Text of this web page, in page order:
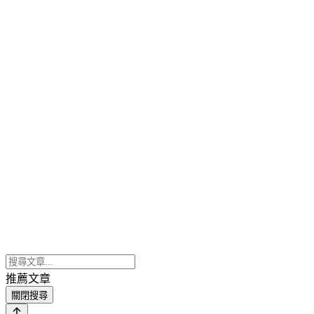
推薦文章
關閉搜尋